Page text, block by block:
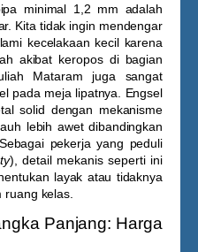
minimal 1,2 mm adalah
Kita tidak ingin mendengar
kecelakaan kecil karena
akibat keropos di bagian
Mataram juga sangat
pada meja lipatnya. Engsel
solid dengan mekanisme
lebih awet dibandingkan
pekerja yang peduli
), detail mekanis seperti ini
layak atau tidaknya
kelas.
Panjang: Harga